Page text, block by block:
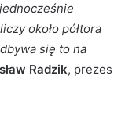
około półtora
się to na
Radzik, prezes